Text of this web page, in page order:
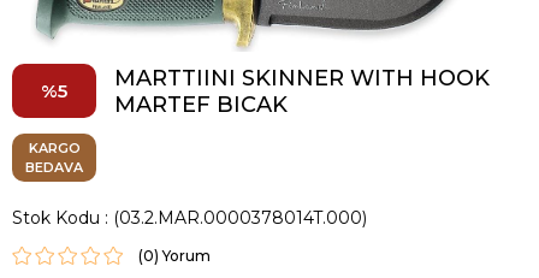
5
MARTTIINI SKINNER WITH HOOK
MARTEF BICAK
KARGO
BEDAVA
Stok Kodu (03.2.MAR.0000378014T.000)
(0)